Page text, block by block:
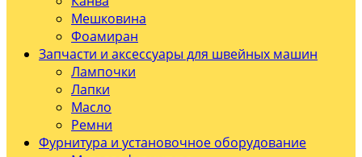
Мешковина
Фоамиран
Запчасти и аксессуары для швейных машин
Лампочки
Лапки
Масло
Ремни
Фурнитура и установочное оборудование